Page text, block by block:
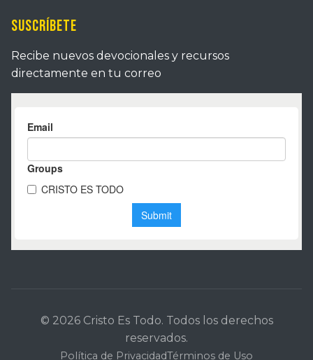
Suscríbete
Recibe nuevos devocionales y recursos
directamente en tu correo
© 2026 Cristo Es Todo. Todos los derechos
reservados.
Política de PrivacidadTérminos de Uso